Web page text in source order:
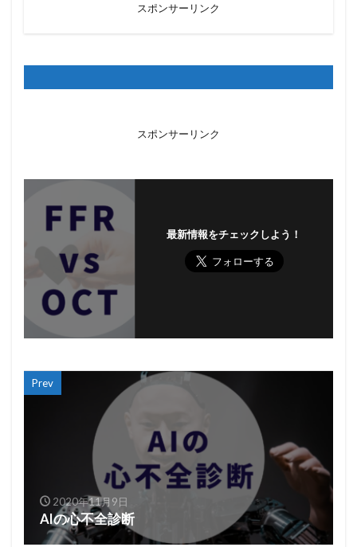
スポンサーリンク
スポンサーリンク
最新情報をチェックしよう！
Prev
2020年11月9日
AIの心不全診断